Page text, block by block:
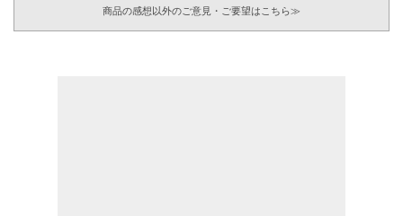
商品の感想以外のご意見・ご要望はこちら≫